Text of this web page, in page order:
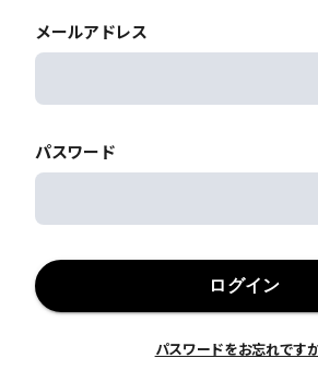
メールアドレス
パスワード
ログイン
パスワードをお忘れです